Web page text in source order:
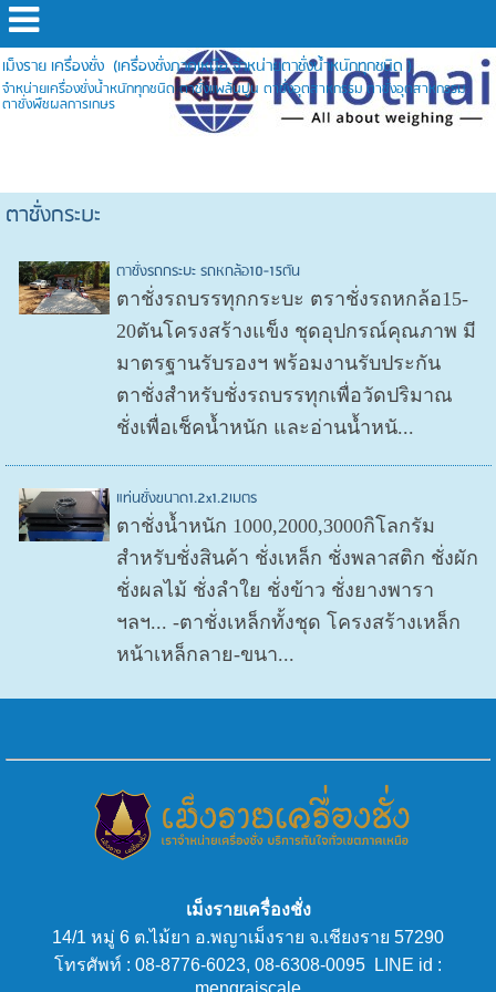
เม็งราย เครื่องชั่ง (เครื่องชั่งภาคเหนือ จำหน่ายตาชั่งน้ำหนักทุกชนิด )
จำหน่ายเครื่องชั่งน้ำหนักทุกชนิด ตาชั่งแพล้นปูน ตาชั่งอุตสาหกรรม ตาชั่งอุตสาหกรรม
ตาชั่งพืชผลการเกษร
ตาชั่งกระบะ
ตาชั่งรถกระบะ รถหกล้อ10-15ตัน
ตาชั่งรถบรรทุกกระบะ ตราชั่งรถหกล้อ15-
20ตันโครงสร้างแข็ง ชุดอุปกรณ์คุณภาพ มี
มาตรฐานรับรองฯ พร้อมงานรับประกัน
ตาชั่งสำหรับชั่งรถบรรทุกเพื่อวัดปริมาณ
ชั่งเพื่อเช็คน้ำหนัก และอ่านน้ำหนั...
แท่นชั่งขนาด1.2x1.2เมตร
ตาชั่งน้ำหนัก 1000,2000,3000กิโลกรัม
สำหรับชั่งสินค้า ชั่งเหล็ก ชั่งพลาสติก ชั่งผัก
ชั่งผลไม้ ชั่งลำใย ชั่งข้าว ชั่งยางพารา
ฯลฯ... -ตาชั่งเหล็กทั้งชุด โครงสร้างเหล็ก
หน้าเหล็กลาย-ขนา...
เม็งรายเครื่องชั่ง
14/1 หมู่ 6 ต.ไม้ยา อ.พญาเม็งราย จ.เชียงราย 57290
โทรศัพท์ : 08-8776-6023, 08-6308-0095 LINE id :
mengraiscale